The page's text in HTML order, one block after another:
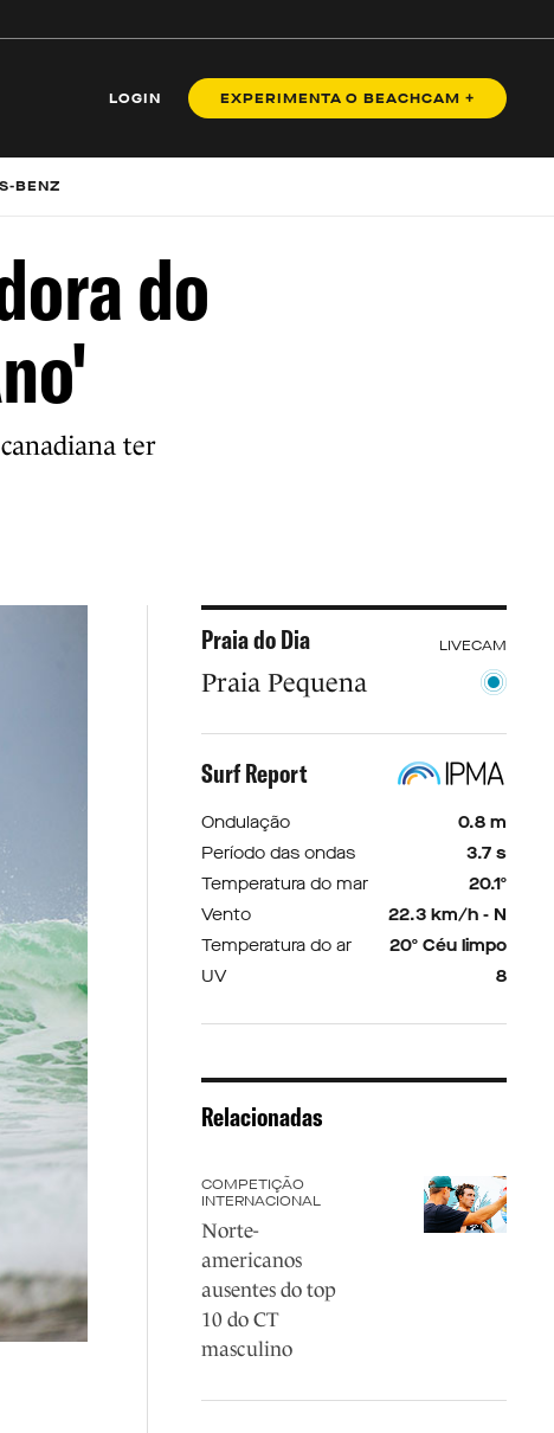
LOGIN EXPERIMENTA O BEACHCAM +
BENZ
do
ter
Praia do Dia LIVECAM
Praia Pequena
Surf Report
Ondulação
0.8 m
Período das ondas
3.7 s
Temperatura do mar
20.1º
Vento
22.3 km/h - N
Temperatura do ar
20º Céu limpo
UV
8
Relacionadas
COMPETIÇÃO
INTERNACIONAL
Norte-
americanos
ausentes do top
10 do CT
masculino